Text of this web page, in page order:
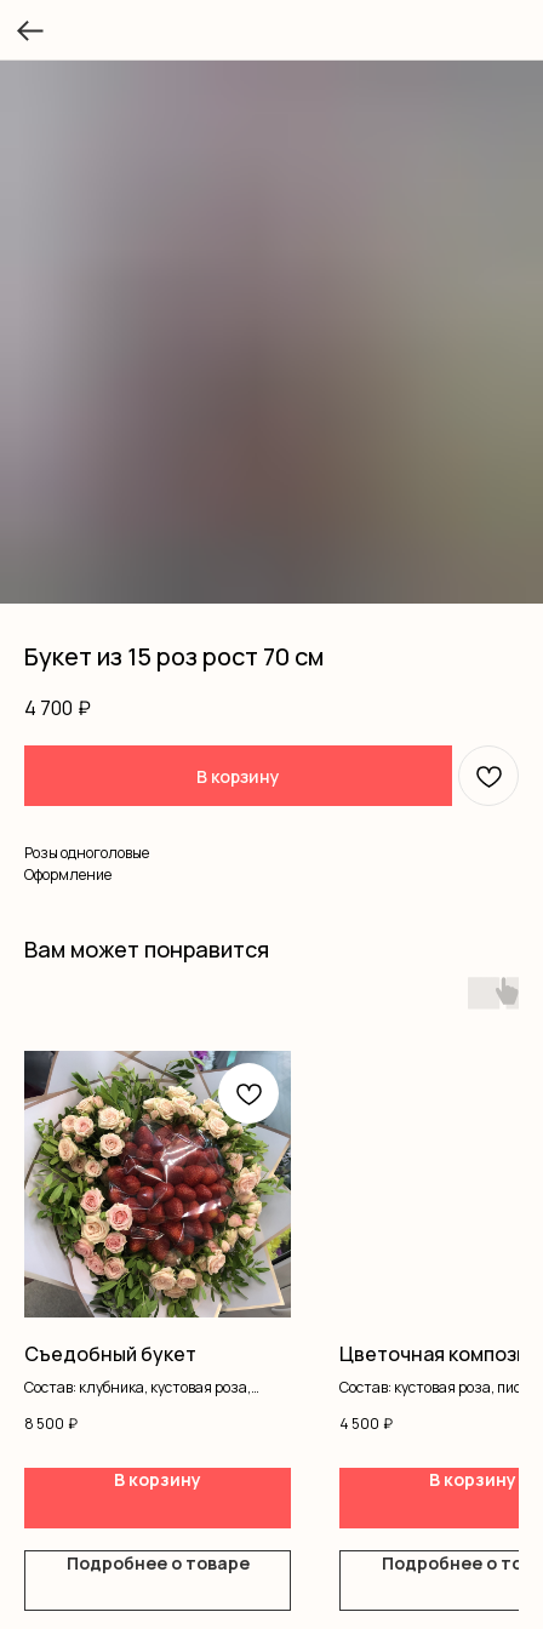
Букет из 15 роз рост 70 см
4 700 ₽
В корзину
Розы одноголовые
Оформление
Вам может понравится
Съедобный букет
Состав: клубника, кустовая роза,
8 500 ₽
В корзину
Подробнее о товаре
Цветочная
Состав: кустовая роза,
4 500 ₽
В корзину
Подробнее о